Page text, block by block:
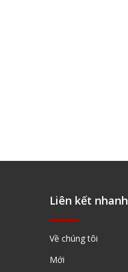
Liên kết nhanh
Về chúng tôi
Mới